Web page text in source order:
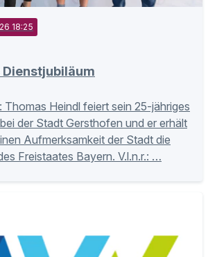
18:25
Thomas Heindl feiert sein 25-jähriges
der Stadt Gersthofen und er erhält
Aufmerksamkeit der Stadt die
Freistaates Bayern. V.l.n.r.: …